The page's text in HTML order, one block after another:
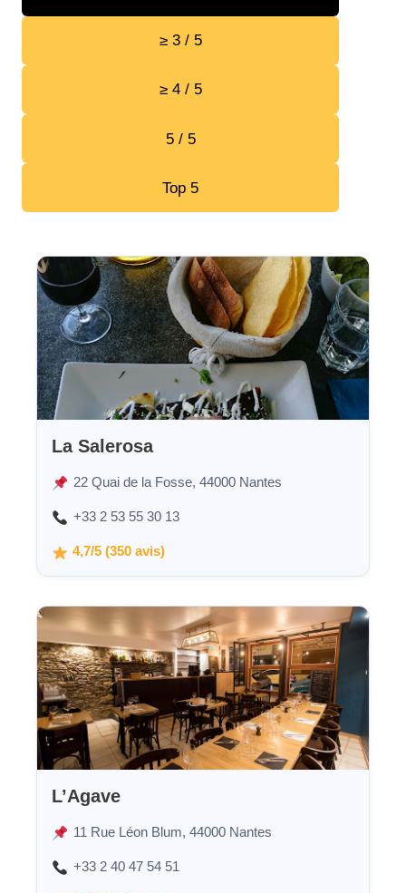
≥ 3 / 5
≥ 4 / 5
5 / 5
Top 5
La Salerosa
22 Quai de la Fosse, 44000 Nantes
+33 2 53 55 30 13
4,7/5 (350 avis)
L’Agave
11 Rue Léon Blum, 44000 Nantes
+33 2 40 47 54 51